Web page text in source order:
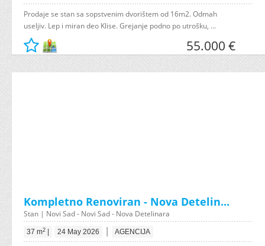
Prodaje se stan sa sopstvenim dvorištem od 16m2. Odmah
useljiv. Lep i miran deo Klise. Grejanje podno po utrošku, ...
55.000 €
Kompletno Renoviran - Nova Detelin...
Stan | Novi Sad - Novi Sad - Nova Detelinara
37 m2 24 May 2026 | AGENCIJA